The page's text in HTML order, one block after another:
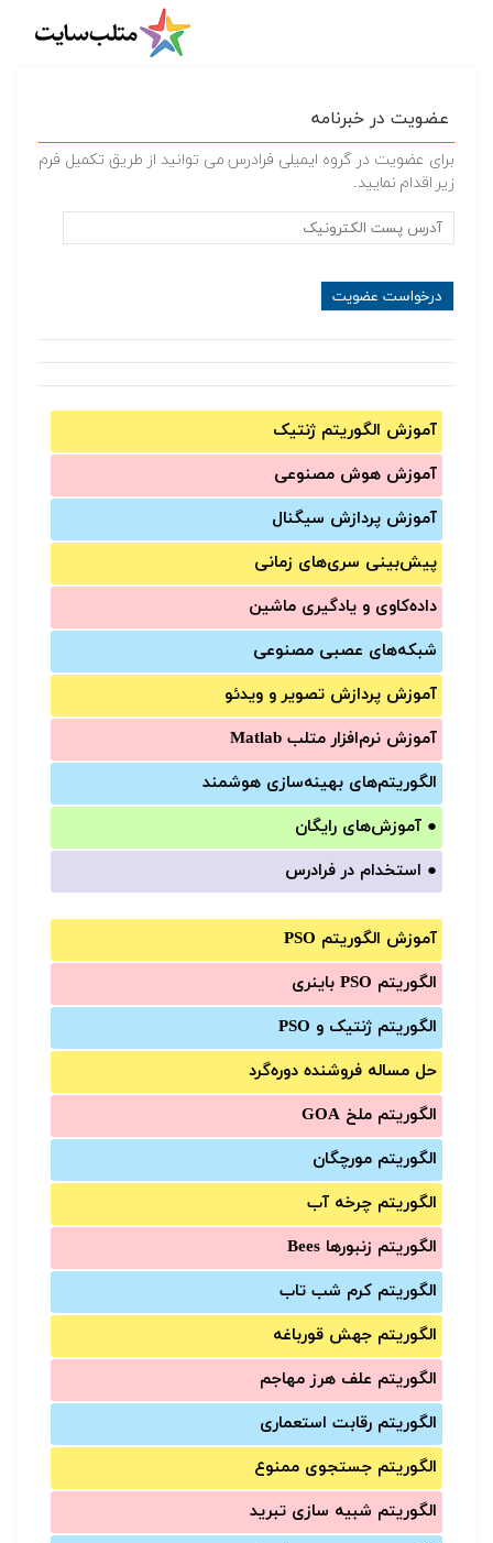
عضویت در خبرنامه
برای عضویت در گروه ایمیلی فرادرس می توانید از طریق تکمیل فرم
زیر اقدام نمایید.
آموزش الگوریتم ژنتیک
آموزش‌ هوش مصنوعی
آموزش‌ پردازش سیگنال
پیش‌‌بینی سری‌‌های زمانی
داده‌کاوی و یادگیری ماشین
شبکه‌های عصبی مصنوعی
آموزش‌ پردازش تصویر و ویدئو
آموزش‌ نرم‌افزار متلب Matlab
الگوریتم‌های بهینه‌سازی هوشمند
● آموزش‌های رایگان
● استخدام در فرادرس
آموزش الگوریتم PSO
الگوریتم PSO باینری
الگوریتم ژنتیک و PSO
حل مساله فروشنده دوره‌گرد
الگوریتم ملخ GOA
الگوریتم مورچگان
الگوریتم چرخه آب
الگوریتم زنبورها Bees
الگوریتم کرم شب تاب
الگوریتم جهش قورباغه
الگوریتم علف هرز مهاجم
الگوریتم رقابت استعماری
الگوریتم جستجوی ممنوع
الگوریتم شبیه سازی تبرید